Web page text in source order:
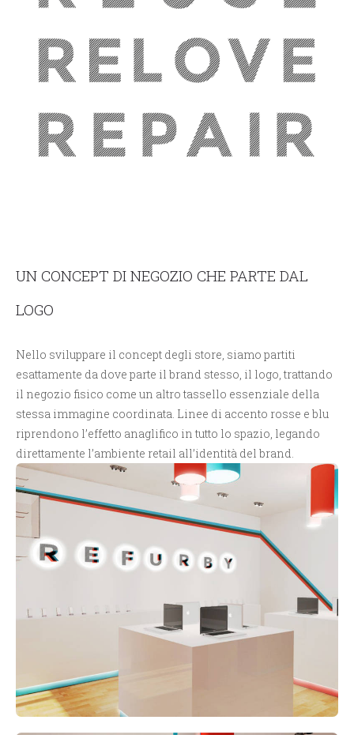
UN CONCEPT DI NEGOZIO CHE PARTE DAL
LOGO
Nello sviluppare il concept degli store, siamo partiti
esattamente da dove parte il brand stesso, il logo, trattando
il negozio fisico come un altro tassello essenziale della
stessa immagine coordinata. Linee di accento rosse e blu
riprendono l’effetto anaglifico in tutto lo spazio, legando
direttamente l’ambiente retail all’identità del brand.